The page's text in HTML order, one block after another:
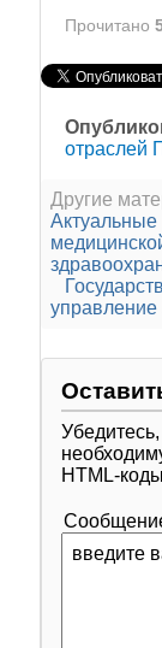
Прочитано
отраслей
Другие
Актуальные
управление
HTML-